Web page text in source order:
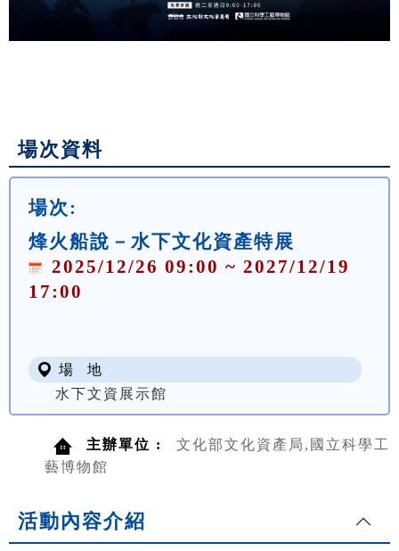
場次資料
場次:
烽火船說－水下文化資產特展
2025/12/26 09:00 ~ 2027/12/19
17:00
場 地
水下文資展示館
主辦單位 :
文化部文化資產局,國立科學工
藝博物館
活動內容介紹